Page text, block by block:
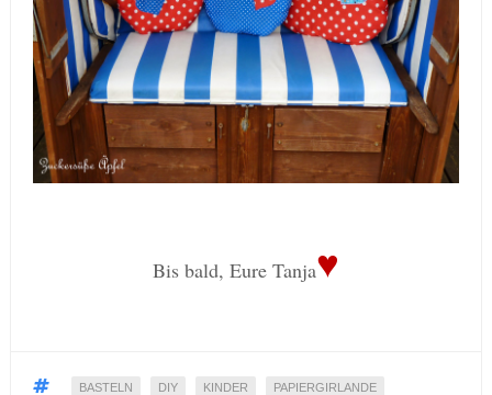
Bis bald, Eure Tanja♥
BASTELN DIY KINDER PAPIERGIRLANDE